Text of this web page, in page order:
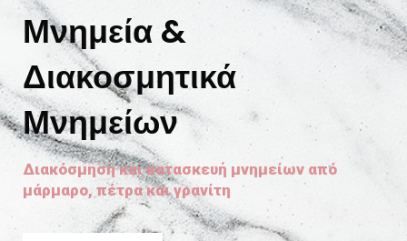
Μνημεία &
Διακοσμητικά
Μνημείων
Διακόσμηση και κατασκευή μνημείων από
μάρμαρο, πέτρα και γρανίτη